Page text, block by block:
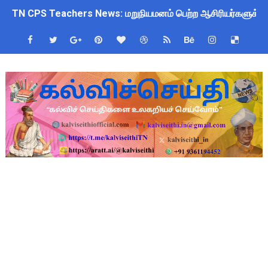
TN CPS Teachers News: மறுநியமனம் பெற்ற
TN Teachers Leave Rules: மருத்துவ விடுப்பு எடுக்கும்
TN Budget Assembly Schedule 2026: பள்ளிக்கல்வித்துறை
நாமக்கல் மாவட்டம்: மக்கள் தொகை கணக்கெடுப்பு 2027 -
TN Budget 2026-2027 Highlights: மாணவர்களுக்கு இலவச